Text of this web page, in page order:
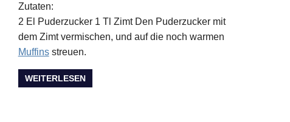
Zutaten:
2 El Puderzucker 1 Tl Zimt Den Puderzucker mit
dem Zimt vermischen, und auf die noch warmen
Muffinsstreuen.
WEITERLESEN